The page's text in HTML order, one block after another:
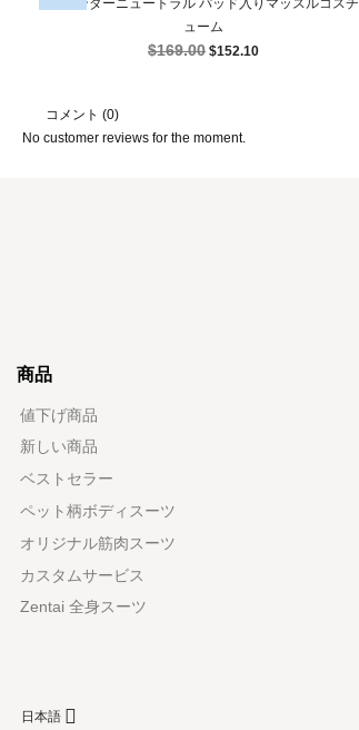
 簡易表示
ジェンダーニュートラル パッド入りマッスルコスチ
ューム
$169.00 $152.10
コメント (0)
No customer reviews for the moment.
商品
値下げ商品
新しい商品
ベストセラー
ペット柄ボディスーツ
オリジナル筋肉スーツ
カスタムサービス
Zentai 全身スーツ
日本語 